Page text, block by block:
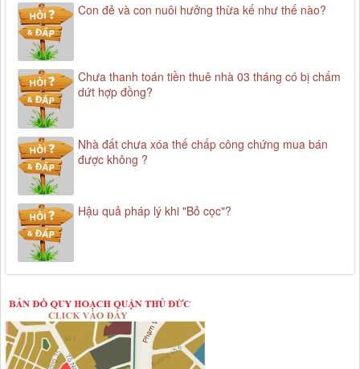
Con đẻ và con nuôi hưởng thừa kế như thế nào?
Chưa thanh toán tiền thuê nhà 03 tháng có bị chấm
dứt hợp đồng?
Nhà đất chưa xóa thế chấp công chứng mua bán
được không ?
Hậu quả pháp lý khi "Bỏ cọc"?